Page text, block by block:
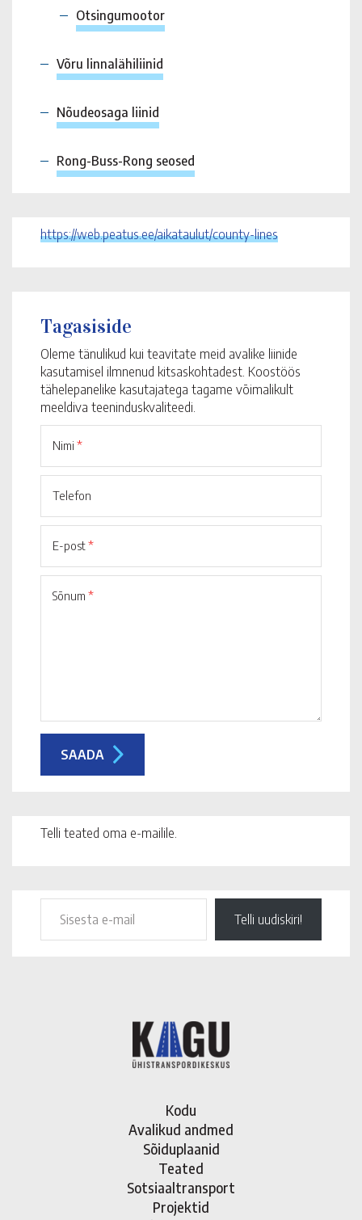
Otsingumootor
Võru linnalähiliinid
Nõudeosaga liinid
Rong-Buss-Rong seosed
https://web.peatus.ee/aikataulut/county-lines
Tagasiside
Oleme tänulikud kui teavitate meid avalike liinide
kasutamisel ilmnenud kitsaskohtadest. Koostöös
tähelepanelike kasutajatega tagame võimalikult
meeldiva teeninduskvaliteedi.
Nimi *
Telefon
E-post*
Sõnum *
Telli teated oma e-mailile.
Telli uudiskiri!
Kodu
Avalikud andmed
Sõiduplaanid
Teated
Sotsiaaltransport
Projektid